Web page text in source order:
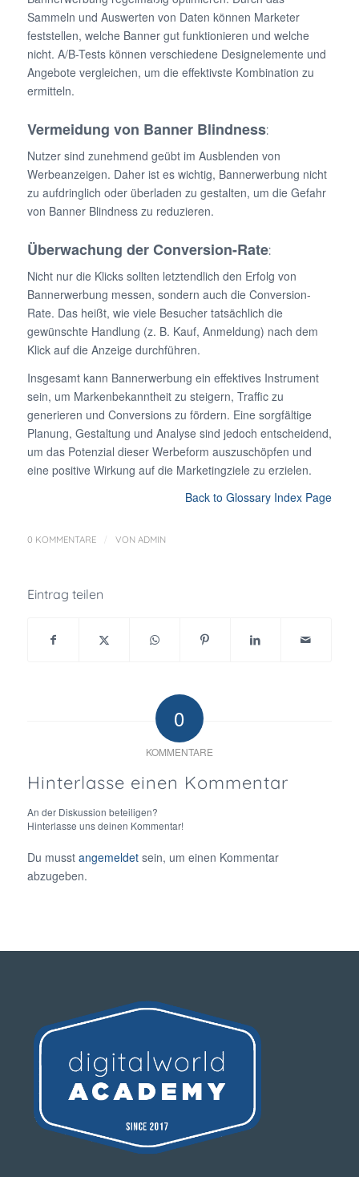
Sammeln und Auswerten von Daten können Marketer
feststellen, welche Banner gut funktionieren und welche
nicht. A/B-Tests können verschiedene Designelemente und
Angebote vergleichen, um die effektivste Kombination zu
ermitteln.
Vermeidung von Banner Blindness:
Nutzer sind zunehmend geübt im Ausblenden von
Werbeanzeigen. Daher ist es wichtig, Bannerwerbung nicht
zu aufdringlich oder überladen zu gestalten, um die Gefahr
von Banner Blindness zu reduzieren.
Überwachung der Conversion-Rate:
Nicht nur die Klicks sollten letztendlich den Erfolg von
Bannerwerbung messen, sondern auch die Conversion-
Rate. Das heißt, wie viele Besucher tatsächlich die
gewünschte Handlung (z. B. Kauf, Anmeldung) nach dem
Klick auf die Anzeige durchführen.
Insgesamt kann Bannerwerbung ein effektives Instrument
sein, um Markenbekanntheit zu steigern, Traffic zu
generieren und Conversions zu fördern. Eine sorgfältige
Planung, Gestaltung und Analyse sind jedoch entscheidend,
um das Potenzial dieser Werbeform auszuschöpfen und
eine positive Wirkung auf die Marketingziele zu erzielen.
Back to Glossary Index Page
0 KOMMENTARE VON ADMIN
Eintrag teilen
0
KOMMENTARE
Hinterlasse einen Kommentar
An der Diskussion beteiligen?
Hinterlasse uns deinen Kommentar!
Du musst angemeldetsein, um einen Kommentar
abzugeben.